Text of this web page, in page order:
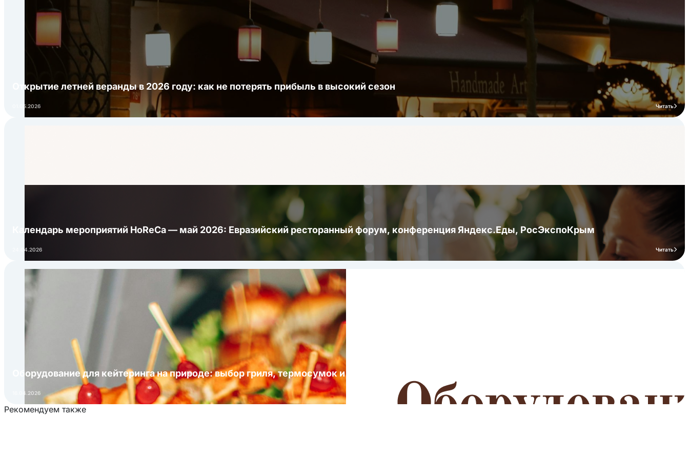
Открытие летней веранды в 2026 году: как не потерять прибыль в высокий сезон
01.05.2026 Читать
Календарь мероприятий HoReCa — май 2026: Евразийский ресторанный форум, конференция Яндекс.Еды, РосЭкспоКрым
24.04.2026 Читать
Оборудование для кейтеринга на природе: выбор гриля, термосумок и посуды для выездных мероприятий
16.04.2026
Рекомендуем также